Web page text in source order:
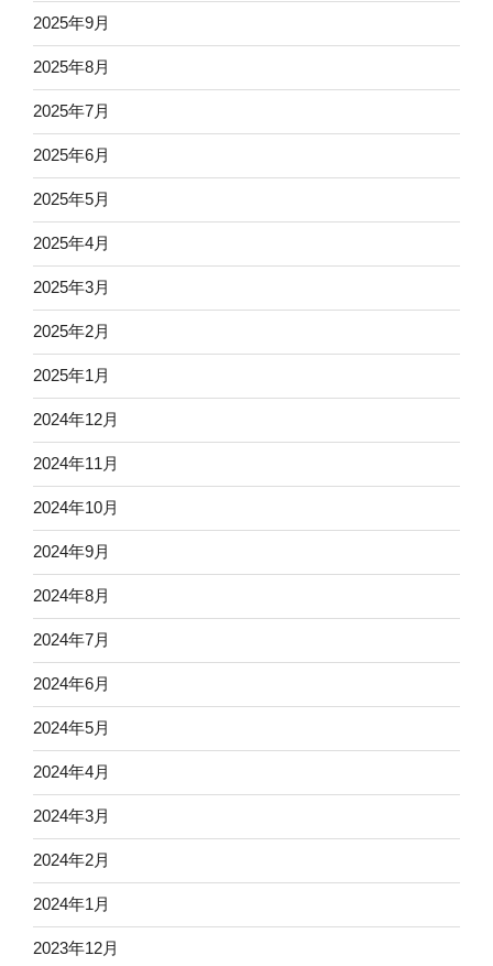
2025年9月
2025年8月
2025年7月
2025年6月
2025年5月
2025年4月
2025年3月
2025年2月
2025年1月
2024年12月
2024年11月
2024年10月
2024年9月
2024年8月
2024年7月
2024年6月
2024年5月
2024年4月
2024年3月
2024年2月
2024年1月
2023年12月